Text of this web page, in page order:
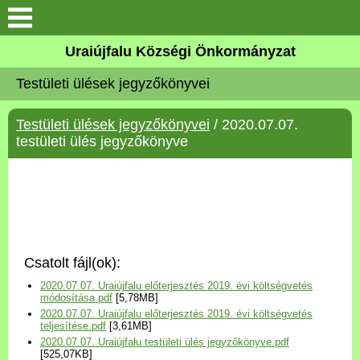
Köszöntő
Elérhetőségek
Uraiújfalu
Választási információk
Versenyképes Járások
Program
Uraiújfalu Községi Önkormányzat
Testületi ülések jegyzőkönyvei
Testületi ülések jegyzőkönyvei / 2020.07.07.
testületi ülés jegyzőkönyve
Csatolt fájl(ok):
2020.07.07. Uraiújfalu előterjesztés 2019. évi költségvetés
módosítása.pdf [5,78MB]
2020.07.07. Uraiújfalu előterjesztés 2019. évi költségvetés
teljesítése.pdf [3,61MB]
2020.07.07. Uraiújfalu testületi ülés jegyzőkönyve.pdf
[525,07KB]